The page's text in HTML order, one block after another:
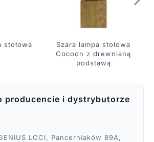
stołowa
Szara lampa stołowa
Cocoon z drewnianą
podstawą
producencie i dystrybutorze
LOCI, Pancerniaków 89A,